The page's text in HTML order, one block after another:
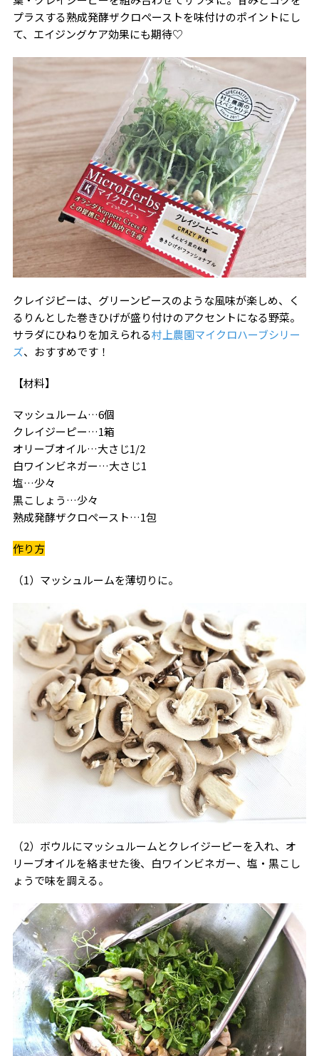
プラスする熟成発酵ザクロペーストを味付けのポイントにし
て、エイジングケア効果にも期待♡
クレイジピーは、グリーンピースのような風味が楽しめ、く
るりんとした巻きひげが盛り付けのアクセントになる野菜。
サラダにひねりを加えられる村上農園マイクロハーブシリー
ズ、おすすめです！
【材料】
マッシュルーム…6個
クレイジーピー…1箱
オリーブオイル…大さじ1/2
白ワインビネガー…大さじ1
塩…少々
黒こしょう…少々
熟成発酵ザクロペースト…1包
作り方
（1）マッシュルームを薄切りに。
（2）ボウルにマッシュルームとクレイジーピーを入れ、オ
リーブオイルを絡ませた後、白ワインビネガー、塩・黒こし
ょうで味を調える。